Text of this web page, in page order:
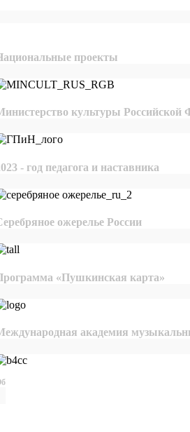
проекты
культуры Российской
- год педагога и наставника
ожерелье России
«Пушкинская карта»
академия
база конкурсов и грантов в